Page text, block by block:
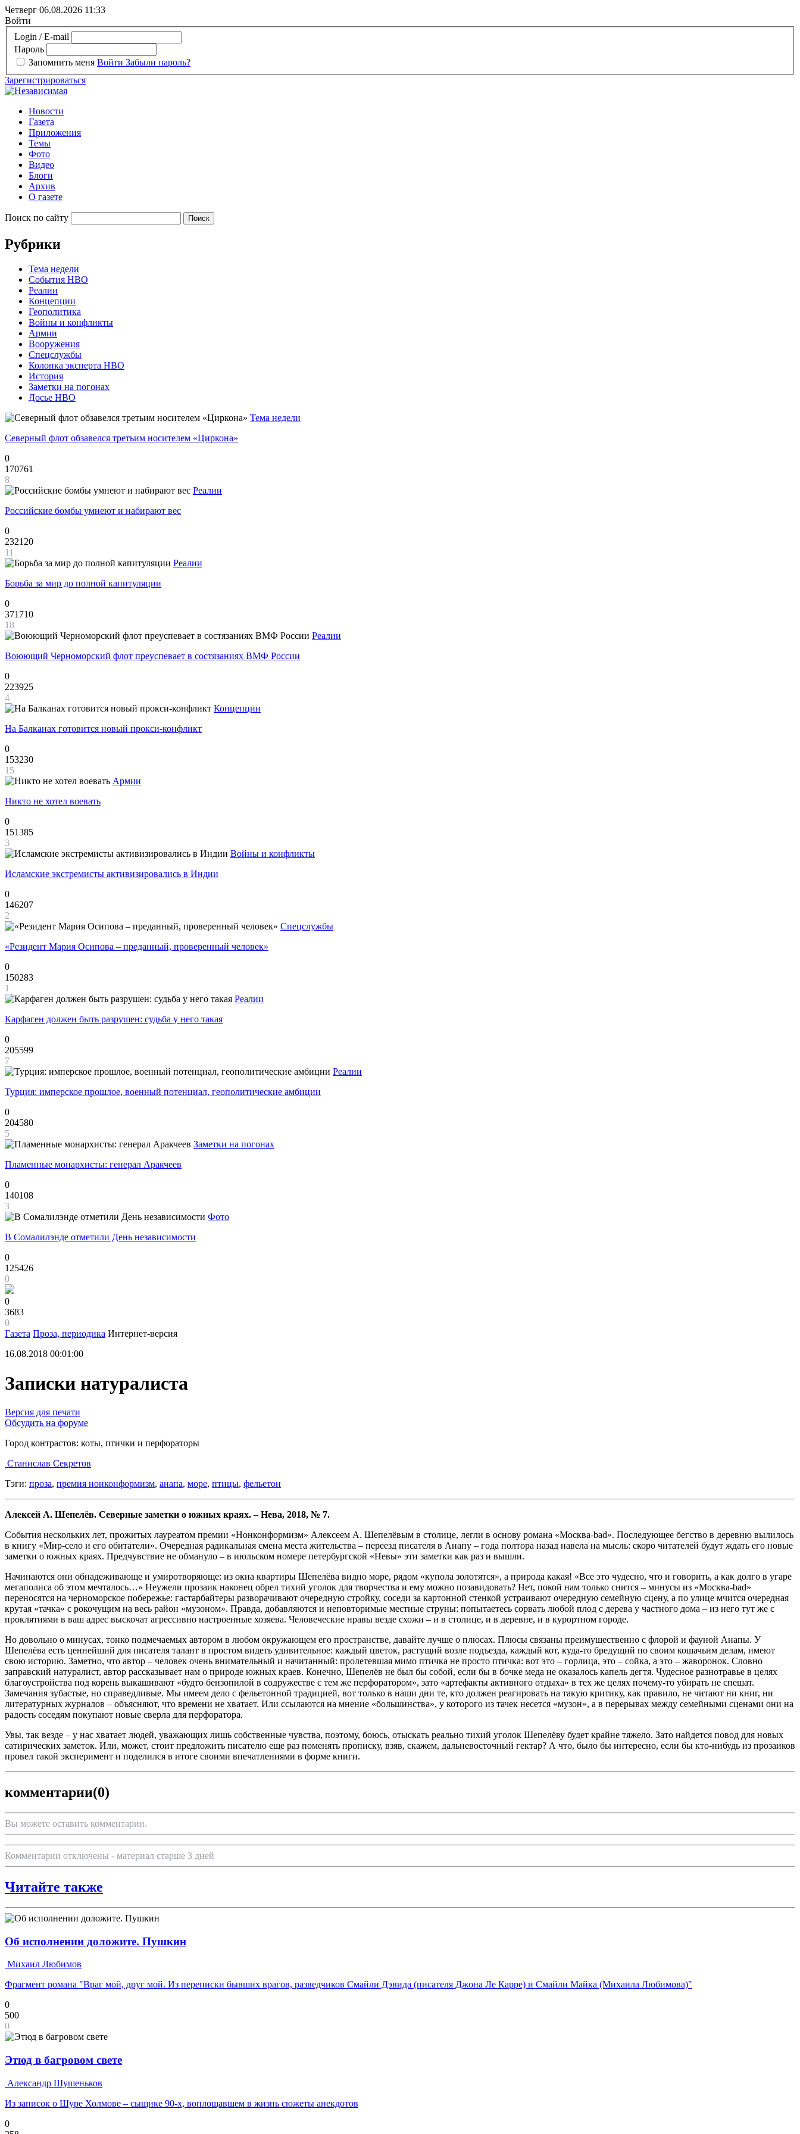
Четверг 06.08.2026 11:33
Войти
Login / E-mail
Пароль
Запомнить меня Войти Забыли пароль?
Зарегистрироваться
Новости
Газета
Приложения
Темы
Фото
Видео
Блоги
Архив
О газете
Поиск по сайту
Рубрики
Тема недели
События НВО
Реалии
Концепции
Геополитика
Войны и конфликты
Армии
Вооружения
Спецслужбы
Колонка эксперта НВО
История
Заметки на погонах
Досье НВО
Тема недели
Северный флот обзавелся третьим носителем «Циркона»
0
170761
8
Реалии
Российские бомбы умнеют и набирают вес
0
232120
11
Реалии
Борьба за мир до полной капитуляции
0
371710
18
Реалии
Воюющий Черноморский флот преуспевает в состязаниях ВМФ России
0
223925
4
Концепции
На Балканах готовится новый прокси-конфликт
0
153230
15
Армии
Никто не хотел воевать
0
151385
3
Войны и конфликты
Исламские экстремисты активизировались в Индии
0
146207
2
Спецслужбы
«Резидент Мария Осипова – преданный, проверенный человек»
0
150283
1
Реалии
Карфаген должен быть разрушен: судьба у него такая
0
205599
7
Реалии
Турция: имперское прошлое, военный потенциал, геополитические амбиции
0
204580
5
Заметки на погонах
Пламенные монархисты: генерал Аракчеев
0
140108
3
Фото
В Сомалилэнде отметили День независимости
0
125426
0
0
3683
0
Газета Проза, периодика Интернет-версия
16.08.2018 00:01:00
Записки натуралиста
Версия для печати
Обсудить на форуме
Город контрастов: коты, птички и перфораторы
Станислав Секретов
Тэги: проза, премия нонконформизм, анапа, море, птицы, фельетон
Алексей А. Шепелёв. Северные заметки о южных краях. – Нева, 2018, № 7.
События нескольких лет, прожитых лауреатом премии «Нонконформизм» Алексеем А. Шепелёвым в столице, легли в основу романа «Москва-bad». Последующее бегство в деревню вылилось
в книгу «Мир-село и его обитатели». Очередная радикальная смена места жительства – переезд писателя в Анапу – года полтора назад навела на мысль: скоро читателей будут ждать его новые
заметки о южных краях. Предчувствие не обмануло – в июльском номере петербургской «Невы» эти заметки как раз и вышли.
Начинаются они обнадеживающе и умиротворяюще: из окна квартиры Шепелёва видно море, рядом «купола золотятся», а природа какая! «Все это чудесно, что и говорить, а как долго в угаре
мегаполиса об этом мечталось…» Неужели прозаик наконец обрел тихий уголок для творчества и ему можно позавидовать? Нет, покой нам только снится – минусы из «Москва-bad»
переносятся на черноморское побережье: гастарбайтеры разворачивают очередную стройку, соседи за картонной стенкой устраивают очередную семейную сцену, а по улице мчится очередная
крутая «тачка» с рокочущим на весь район «музоном». Правда, добавляются и неповторимые местные струны: попытаетесь сорвать любой плод с дерева у частного дома – из него тут же с
проклятиями в ваш адрес выскочат агрессивно настроенные хозяева. Человеческие нравы везде схожи – и в столице, и в деревне, и в курортном городе.
Но довольно о минусах, тонко подмечаемых автором в любом окружающем его пространстве, давайте лучше о плюсах. Плюсы связаны преимущественно с флорой и фауной Анапы. У
Шепелёва есть ценнейший для писателя талант в простом видеть удивительное: каждый цветок, растущий возле подъезда, каждый кот, куда-то бредущий по своим кошачьим делам, имеют
свою историю. Заметно, что автор – человек очень внимательный и начитанный: пролетевшая мимо птичка не просто птичка: вот это – горлица, это – сойка, а это – жаворонок. Словно
заправский натуралист, автор рассказывает нам о природе южных краев. Конечно, Шепелёв не был бы собой, если бы в бочке меда не оказалось капель дегтя. Чудесное разнотравье в целях
благоустройства под корень выкашивают «будто бензопилой в содружестве с тем же перфоратором», зато «артефакты активного отдыха» в тех же целях почему-то убирать не спешат.
Замечания зубастые, но справедливые. Мы имеем дело с фельетонной традицией, вот только в наши дни те, кто должен реагировать на такую критику, как правило, не читают ни книг, ни
литературных журналов – объясняют, что времени не хватает. Или ссылаются на мнение «большинства», у которого из тачек несется «музон», а в перерывах между семейными сценами они на
радость соседям покупают новые сверла для перфоратора.
Увы, так везде – у нас хватает людей, уважающих лишь собственные чувства, поэтому, боюсь, отыскать реально тихий уголок Шепелёву будет крайне тяжело. Зато найдется повод для новых
сатирических заметок. Или, может, стоит предложить писателю еще раз поменять прописку, взяв, скажем, дальневосточный гектар? А что, было бы интересно, если бы кто-нибудь из прозаиков
провел такой эксперимент и поделился в итоге своими впечатлениями в форме книги.
комментарии(0)
Вы можете оставить комментарии.
Комментарии отключены - материал старше 3 дней
Читайте также
Об исполнении доложите. Пушкин
Михаил Любимов
Фрагмент романа "Враг мой, друг мой. Из переписки бывших врагов, разведчиков Смайли Дэвида (писателя Джона Ле Карре) и Смайли Майка (Михаила Любимова)"
0
500
0
Этюд в багровом свете
Александр Шушеньков
Из записок о Шуре Холмове – сыщике 90-х, воплощавшем в жизнь сюжеты анекдотов
0